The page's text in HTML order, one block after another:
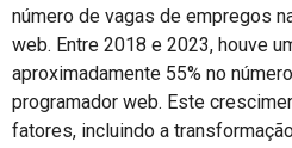
número de vagas de empregos
web. Entre 2018 e 2023, houve
aproximadamente 55% no
programador web. Este
fatores, incluindo a